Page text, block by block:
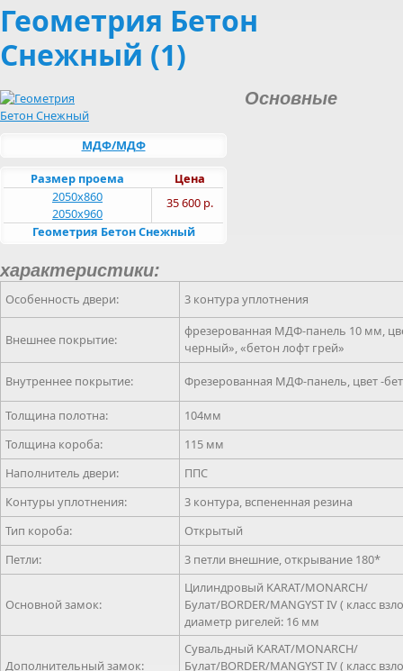
Геометрия Бетон
Снежный (1)
МДФ/МДФ
Цена
Размер проема
35 600 р.
2050х860
2050х960
Геометрия Бетон Снежный
Основные
характеристики:
Особенность двери: 3 контура уплотнения
Внешнее покрытие:
фрезерованная МДФ-панель 10 мм,
черный», «бетон лофт грей»
Внутреннее покрытие: Фрезерованная МДФ-панель, цвет -
Толщина полотна:
104мм
Толщина короба:
115 мм
Наполнитель двери:
ППС
Контуры уплотнения:
3 контура, вспененная резина
Тип короба:
Открытый
Петли:
3 петли внешние, открывание 180*
Основной замок:
Цилиндровый KARAT/MONARCH/
Булат/BORDER/MANGYST IV ( класс
диаметр ригелей: 16 мм
Дополнительный замок:
Сувальдный KARAT/MONARCH/
Булат/BORDER/MANGYST IV ( класс